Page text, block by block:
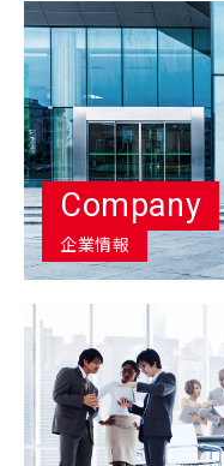
Company
企業情報